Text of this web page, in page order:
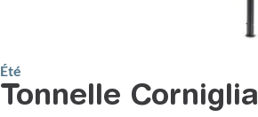
Été
Tonnelle Corniglia